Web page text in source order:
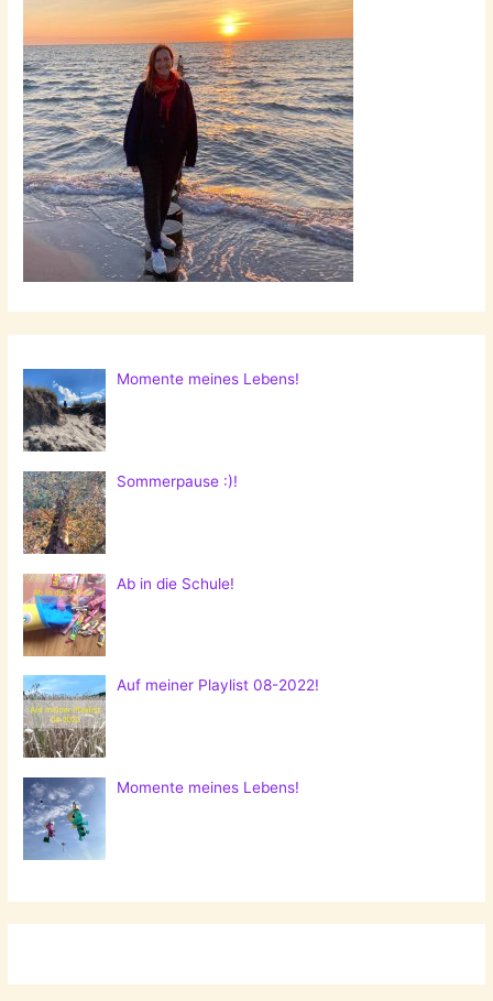
Momente meines Lebens!
Sommerpause :)!
Ab in die Schule!
Auf meiner Playlist 08-2022!
Momente meines Lebens!